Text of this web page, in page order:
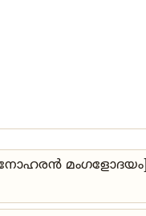
മംഗളോദയം]